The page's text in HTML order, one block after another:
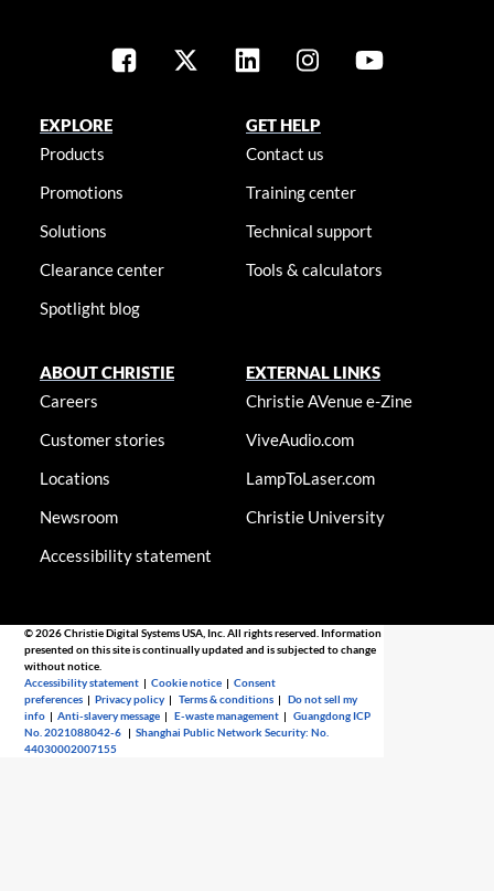
EXPLORE
Products
Promotions
Solutions
Clearance center
Spotlight blog
GET HELP
Contact us
Training center
Technical support
Tools & calculators
ABOUT CHRISTIE
Careers
Customer stories
Locations
Newsroom
Accessibility statement
EXTERNAL LINKS
Christie AVenue e-Zine
ViveAudio.com
LampToLaser.com
Christie University
© 2026 Christie Digital Systems USA, Inc. All rights reserved. Information
presented on this site is continually updated and is subjected to change
without notice.
Accessibility statement |Cookie notice |Consent
preferences |Privacy policy |Terms & conditions |Do not sell my
info |Anti-slavery message |E-waste management |Guangdong ICP
No. 2021088042-6 |Shanghai Public Network Security: No.
44030002007155